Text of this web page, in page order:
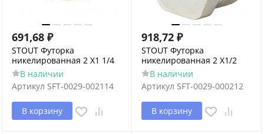
691,68 ₽
STOUT Футорка
никелированная 2 X1 1/4
В наличии
Артикул SFT-0029-002114
В корзину
918,72 ₽
STOUT Футорка
никелированная 2 X1/2
В наличии
Артикул SFT-0029-000212
В корзину